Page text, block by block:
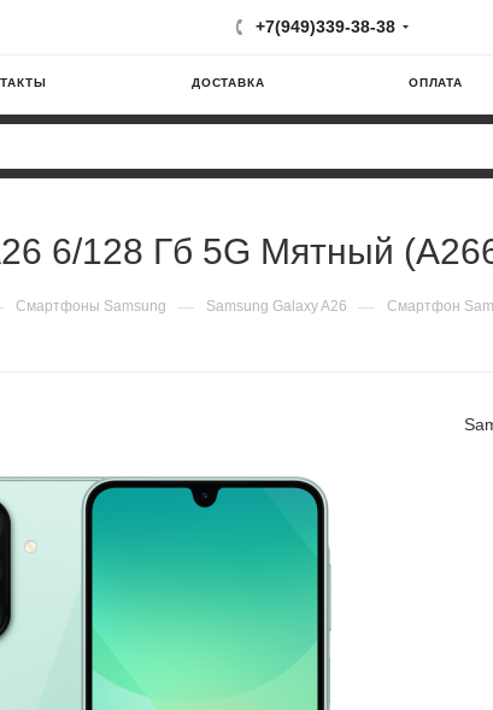
+7(949)339-38-38
ДОСТАВКА ОПЛАТА
6/128 Гб 5G Мятный
Смартфоны Samsung — Samsung Galaxy A26 — Смартфон